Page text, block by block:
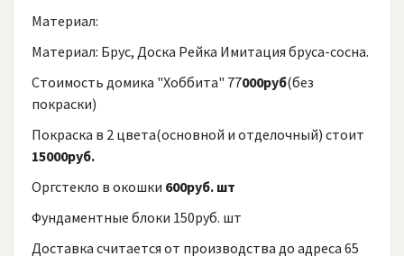
Материал:
Материал: Брус, Доска Рейка Имитация бруса-сосна.
Стоимость домика "Хоббита" 77000руб(без
покраски)
Покраска в 2 цвета(основной и отделочный) стоит
15000руб.
Оргстекло в окошки 600руб. шт
Фундаментные блоки 150руб. шт
Доставка считается от производства до адреса 65